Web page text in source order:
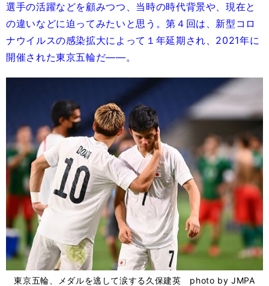
選手の活躍などを顧みつつ、当時の時代背景や、現在と
の違いなどに迫ってみたいと思う。第４回は、新型コロ
ナウイルスの感染拡大によって１年延期され、2021年に
開催された東京五輪だ――。
東京五輪、メダルを逃して涙する久保建英 photo by JMPA